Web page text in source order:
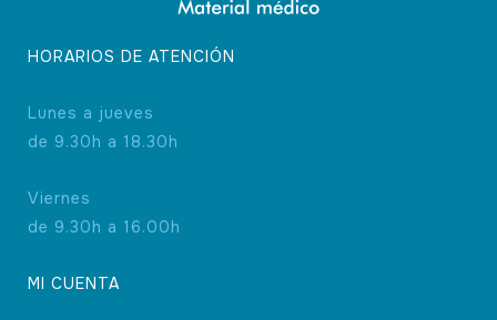
HORARIOS DE ATENCIÓN
Lunes a jueves
de 9.30h a 18.30h
Viernes
de 9.30h a 16.00h
MI CUENTA